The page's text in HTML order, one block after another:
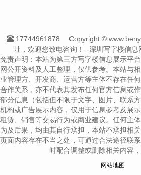
17744961878
Copyright ©
址，欢迎您致电咨询！--深圳写字楼信息
免责声明：本站为第三方写字楼信息展示平
网公开资料及人工整理，仅供参考。本站与
业管理方、开发商、运营方等主体不存在任
合作关系，亦不代表其发布任何官方信息或
部分信息（包括但不限于文字、图片、联系
机构或广告展示内容，仅用于信息参考及展
租赁、销售等交易行为或商业建议。任何主
为及后果，均由其自行承担，本站不承担相
页面内容存在不当之处，可通过合法途径联
时配合调整或删除相关内容，
网站地图